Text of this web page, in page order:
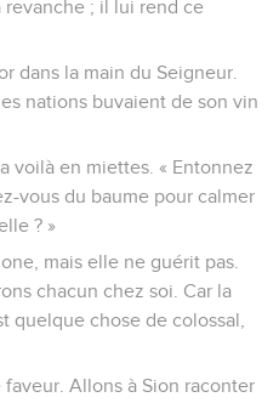
revanche ; il lui rend ce
dans la main du Seigneur.
nations buvaient de son vin
voilà en miettes. « Entonnez
vous du baume pour calmer
? »
mais elle ne guérit pas.
chacun chez soi. Car la
quelque chose de colossal,
Allons à Sion raconter